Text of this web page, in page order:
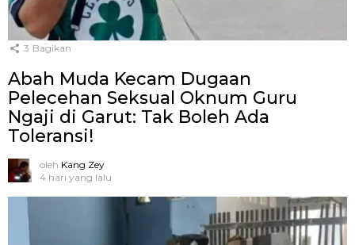
3 Bagikan
Abah Muda Kecam Dugaan
Pelecehan Seksual Oknum Guru
Ngaji di Garut: Tak Boleh Ada
Toleransi!
oleh Kang Zey
4 hari yang lalu